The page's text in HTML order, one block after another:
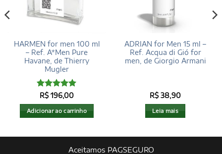
HARMEN for men 100 ml
– Ref. A*Men Pure
Havane, de Thierry
Mugler
Avaliação
4.95de 5
R$196,00
Adicionar ao carrinho
ADRIAN for Men 15 ml –
Ref. Acqua di Gió for
men, de Giorgio Armani
R$38,90
Leia mais
Aceitamos PAGSEGURO